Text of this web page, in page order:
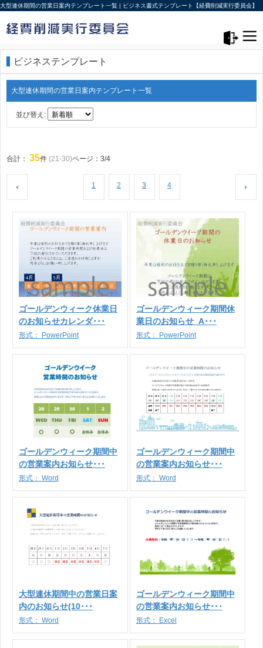
大型連休期間の営業日案内テンプレート一覧 | ビジネス書式テンプレート【経費削減実行委員会】
ビジネステンプレート
大型連休期間の営業日案内テンプレート一覧
並び替え:
合計： 35件 (21-30)ページ：3/4
1 2 3 4
ゴールデンウィーク休業日
のお知らせカレンダ･･･
形式： PowerPoint
ゴールデンウィーク期間休
業日のお知らせ_A･･･
形式： PowerPoint
ゴールデンウィーク期間中
の営業案内お知らせ･･･
形式： Word
ゴールデンウィーク期間中
の営業案内お知らせ･･･
形式： Word
大型連休期間中の営業日案
内のお知らせ(10･･･
形式： Word
ゴールデンウィーク期間中
の営業案内お知らせ･･･
形式： Excel